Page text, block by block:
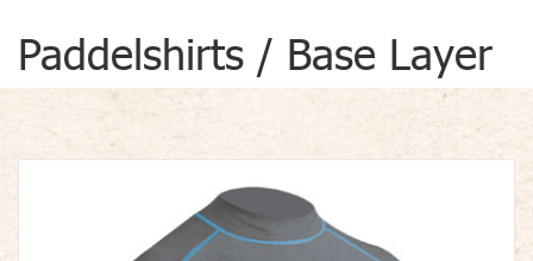
Paddelshirts / Base Layer